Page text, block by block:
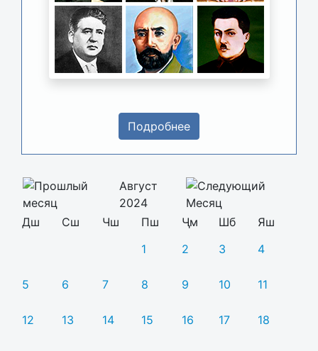
Подробнее
Август
2024
Дш
Сш Чш Пш Ҷм Шб
Яш
1
2 3 4
5 6 7 8 9 10 11
12 13 14 15 16 17 18